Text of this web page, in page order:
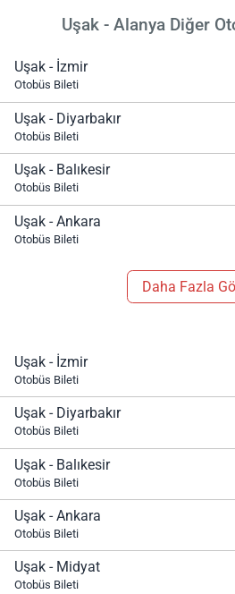
Uşak - Alanya Diğer
Uşak - İzmir
Otobüs Bileti
Uşak - Diyarbakır
Otobüs Bileti
Uşak - Balıkesir
Otobüs Bileti
Uşak - Ankara
Otobüs Bileti
Daha Fazla
Uşak - İzmir
Otobüs Bileti
Uşak - Diyarbakır
Otobüs Bileti
Uşak - Balıkesir
Otobüs Bileti
Uşak - Ankara
Otobüs Bileti
Uşak - Midyat
Otobüs Bileti